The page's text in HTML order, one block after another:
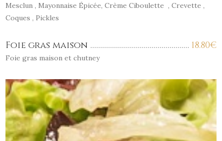
Mesclun , Mayonnaise Épicée, Crème Ciboulette , Crevette ,
Coques , Pickles
18.80€
Foie gras maison
Foie gras maison et chutney